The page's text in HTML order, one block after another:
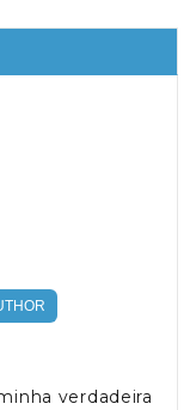
verdadeira